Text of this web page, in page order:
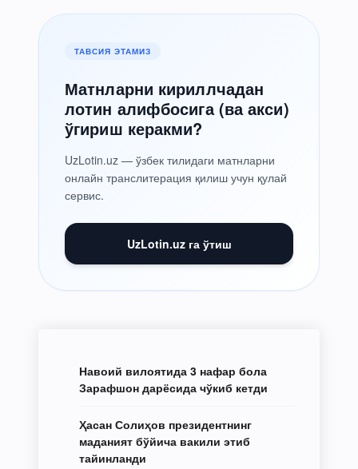
ТАВСИЯ ЭТАМИЗ
Матнларни кириллчадан
лотин алифбосига (ва акси)
ўгириш керакми?
UzLotin.uz — ўзбек тилидаги матнларни
онлайн транслитерация қилиш учун қулай
сервис.
UzLotin.uz га ўтиш
Навоий вилоятида 3 нафар бола
Зарафшон дарёсида чўкиб кетди
Ҳасан Солиҳов президентнинг
маданият бўйича вакили этиб
тайинланди